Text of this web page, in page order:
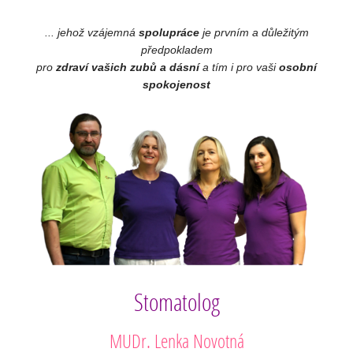
... jehož vzájemná spolupráceje prvním a důležitým
předpokladem
pro zdraví vašich zubů a dásnía tím i pro vaši osobní
spokojenost
Stomatolog
MUDr. Lenka Novotná